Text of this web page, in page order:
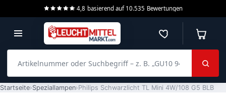
4,8 basierend auf 10.535 Bewertungen
Merkzettel
Startseite Speziallampen Philips Schwarzlicht TL Mini 4W/108 G5 BLB